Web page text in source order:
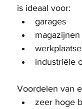
is ideaal voor:
garages
magazijnen
industriële
Voordelen van
zeer hoge